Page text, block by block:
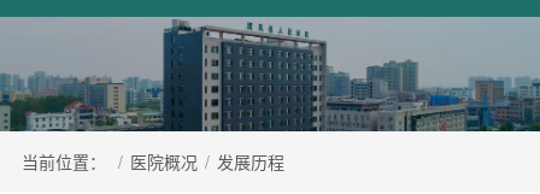
当前位置： / 医院概况 / 发展历程